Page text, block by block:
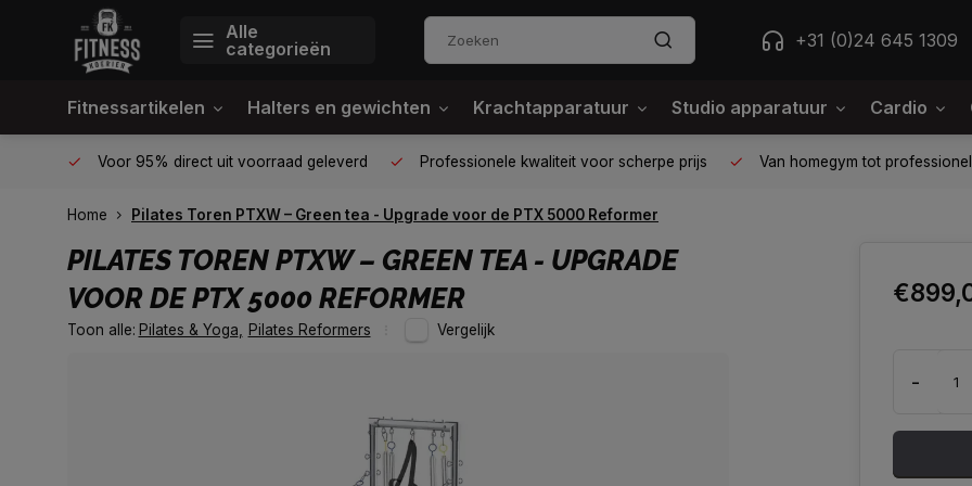
Alle
categorieën
+31 (0)24 645 1309
Fitnessartikelen Halters en gewichten Krachtapparatuur Studio apparatuur Cardio
Voor 95% direct uit voorraad geleverd Professionele kwaliteit voor scherpe prijs Van homegym tot
Home Pilates Toren PTXW – Green tea - Upgrade voor de PTX 5000 Reformer
PILATES TOREN PTXW – GREEN TEA - UPGRADE
VOOR DE PTX 5000 REFORMER
Toon alle: Pilates & Yoga Pilates Reformers Vergelijk
-